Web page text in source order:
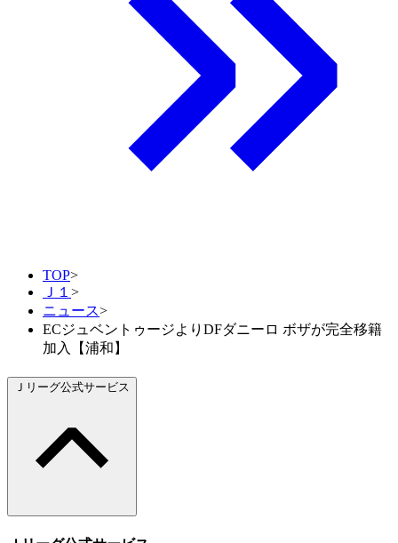
TOP>
Ｊ１ >
ニュース>
ECジュベントゥージよりDFダニーロ ボザが完全移籍
加入【浦和】
Ｊリーグ公式サービス